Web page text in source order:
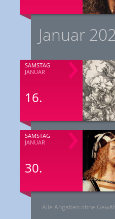
Januar
SAMSTAG
JANUAR
16.
SAMSTAG
JANUAR
30.
Alle Angaben ohne